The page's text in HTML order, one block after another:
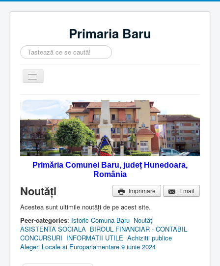
Primaria Baru
Căutare
...
Comută
navigarea
Home
Despre noi
Noutăţi
Contact
Servicii Online
Primăria Comunei Baru, județ Hunedoara,
România
Imprimare
Email
Noutăţi
Acestea sunt ultimile noutăţi de pe acest site.
Peer-categories: Istoric Comuna Baru Noutăţi
ASISTENTA SOCIALA BIROUL FINANCIAR - CONTABIL
CONCURSURI INFORMATII UTILE Achizitii publice
Alegeri Locale si Europarlamentare 9 iunie 2024